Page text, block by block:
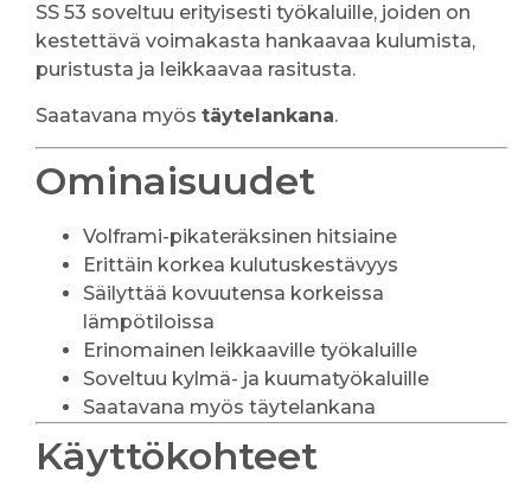
SS 53 soveltuu erityisesti työkaluille, joiden on
kestettävä voimakasta hankaavaa kulumista,
puristusta ja leikkaavaa rasitusta.
Saatavana myös täytelankana.
Ominaisuudet
Volframi-pikateräksinen hitsiaine
Erittäin korkea kulutuskestävyys
Säilyttää kovuutensa korkeissa
lämpötiloissa
Erinomainen leikkaaville työkaluille
Soveltuu kylmä- ja kuumatyökaluille
Saatavana myös täytelankana
Käyttökohteet